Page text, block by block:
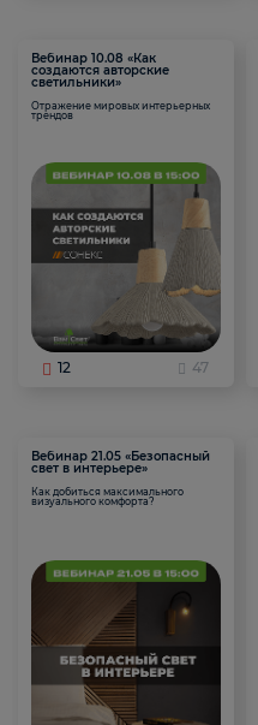
Вебинар 10.08 «Как
создаются авторские
светильники»
Отражение мировых интерьерных
трендов
12 47
Вебинар 21.05 «Безопасный
свет в интерьере»
Как добиться максимального
визуального комфорта?